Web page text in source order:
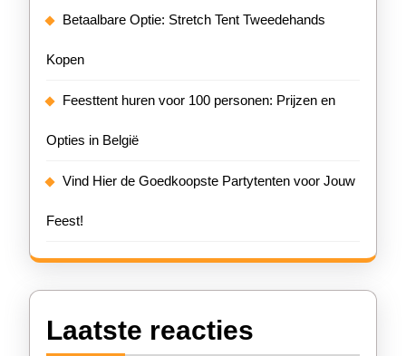
Betaalbare Optie: Stretch Tent Tweedehands
Kopen
Feesttent huren voor 100 personen: Prijzen en
Opties in België
Vind Hier de Goedkoopste Partytenten voor Jouw
Feest!
Laatste reacties